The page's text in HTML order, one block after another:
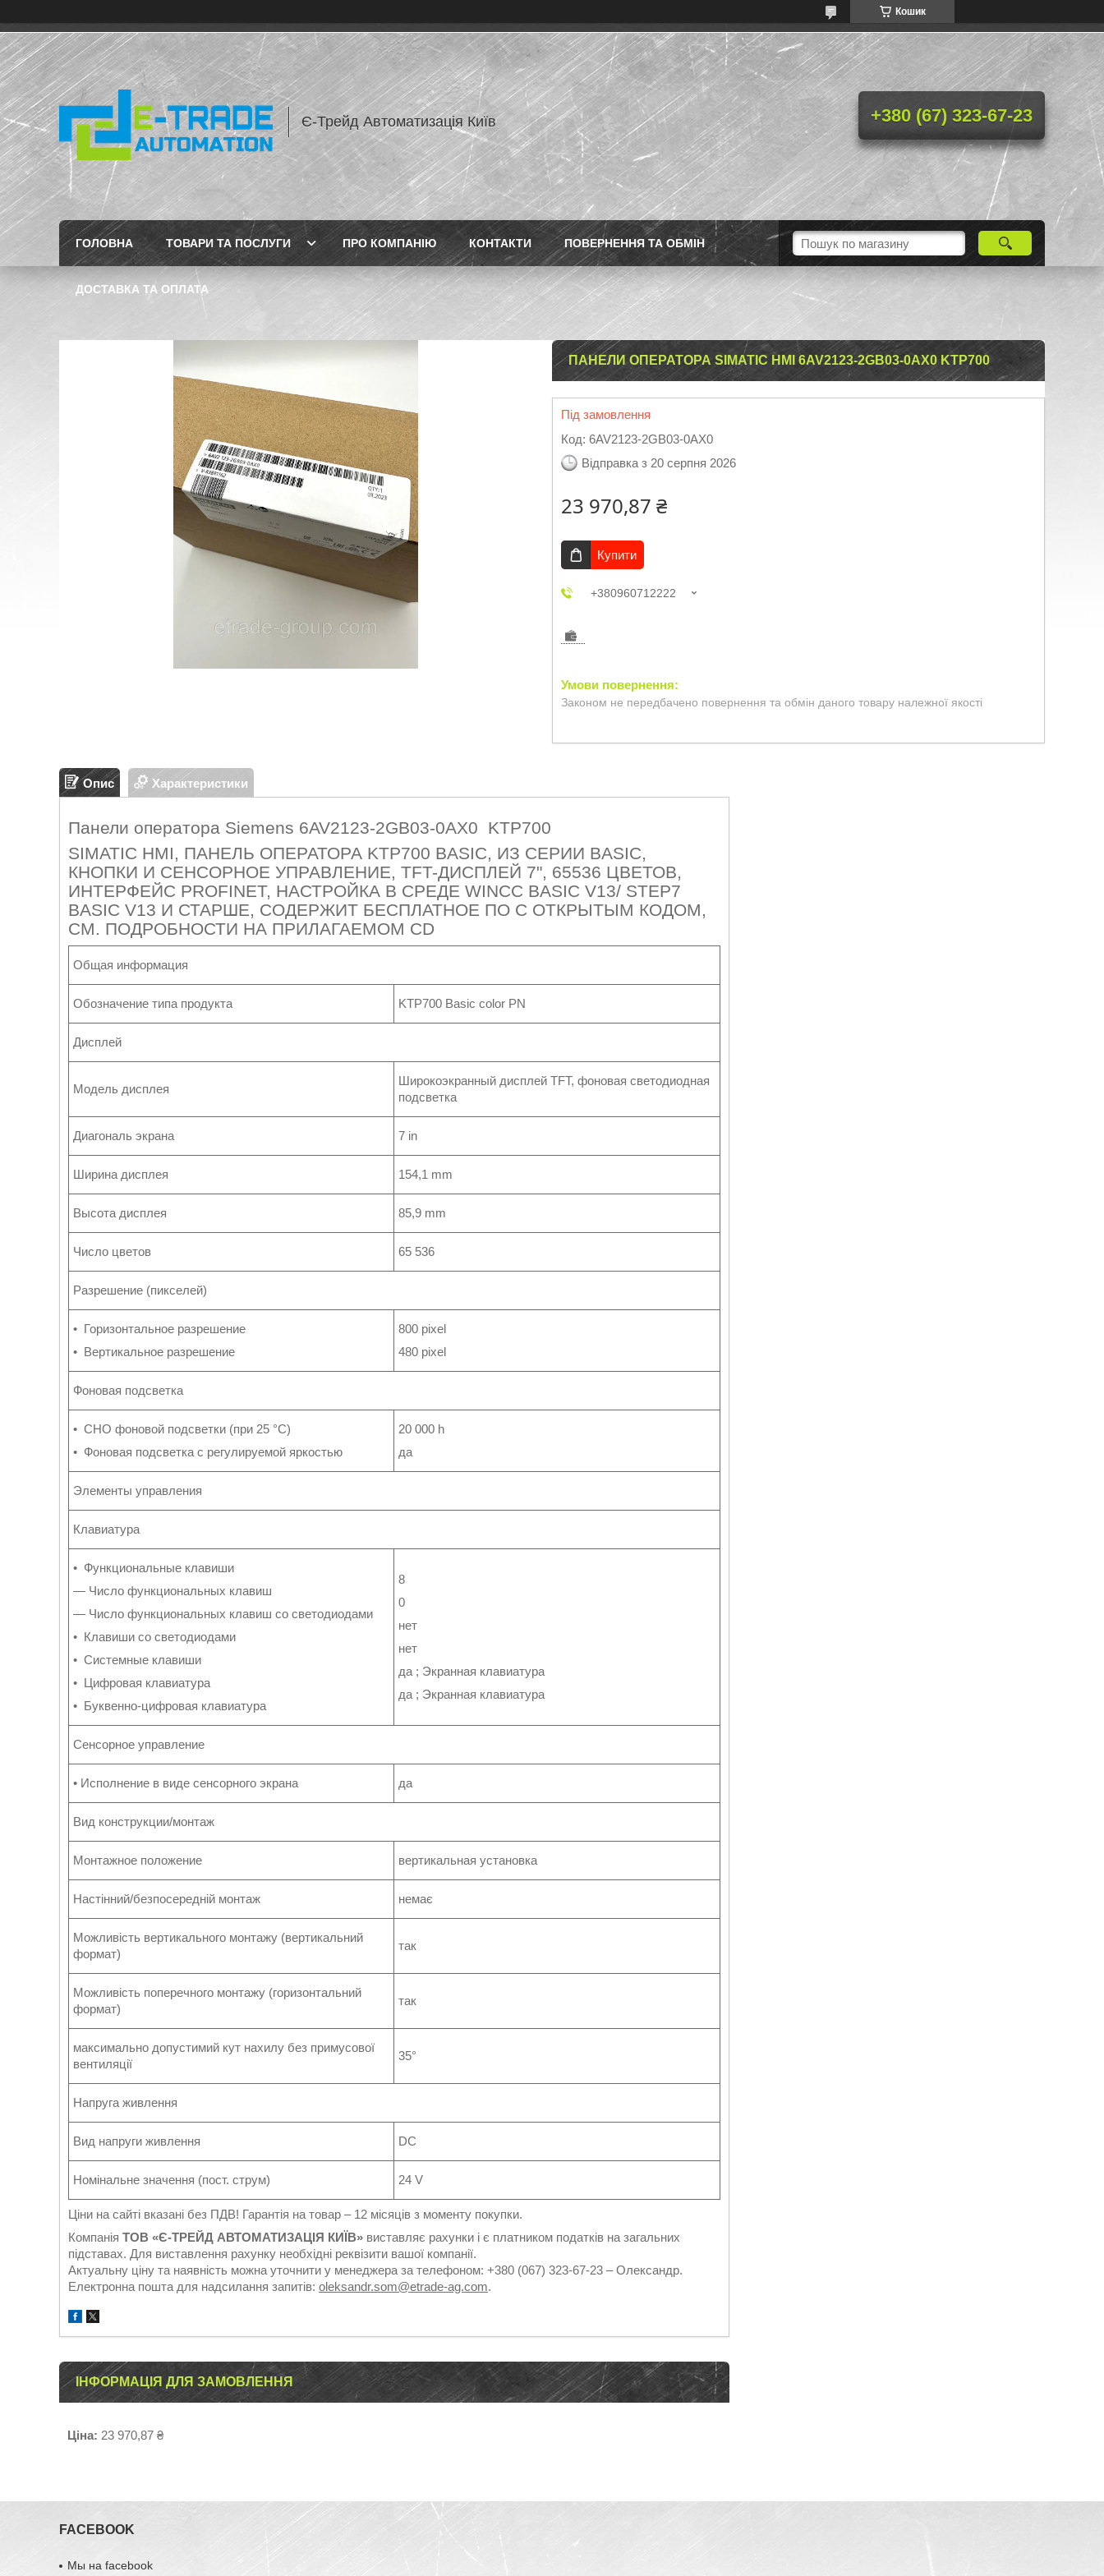
Кошик
Є-Трейд Автоматизація Київ +380 (67) 323-67-23
ГОЛОВНА ТОВАРИ ТА ПОСЛУГИ ПРО КОМПАНІЮ КОНТАКТИ ПОВЕРНЕННЯ ТА ОБМІН
ДОСТАВКА ТА ОПЛАТА
ПАНЕЛИ ОПЕРАТОРА SIMATIC HMI 6AV2123-2GB03-0AX0 KTP700
Під замовлення
Код: 6AV2123-2GB03-0AX0
Відправка з 20 серпня 2026
23 970,87 ₴
Купити
+380960712222
Законом не передбачено повернення та обмін даного товару належної якості
Опис Характеристики
Панели оператора Siemens 6AV2123-2GB03-0AX0 KTP700
SIMATIC HMI, ПАНЕЛЬ ОПЕРАТОРА KTP700 BASIC, ИЗ СЕРИИ BASIC,
КНОПКИ И СЕНСОРНОЕ УПРАВЛЕНИЕ, TFT-ДИСПЛЕЙ 7", 65536 ЦВЕТОВ,
ИНТЕРФЕЙС PROFINET, НАСТРОЙКА В СРЕДЕ WINCC BASIC V13/ STEP7
BASIC V13 И СТАРШЕ, СОДЕРЖИТ БЕСПЛАТНОЕ ПО С ОТКРЫТЫМ КОДОМ,
СМ. ПОДРОБНОСТИ НА ПРИЛАГАЕМОМ CD
Общая информация
Обозначение типа продукта KTP700 Basic color PN
Дисплей
Модель дисплея
Широкоэкранный дисплей TFT, фоновая светодиодная
подсветка
Диагональ экрана 7 in
Ширина дисплея 154,1 mm
Высота дисплея 85,9 mm
Число цветов 65 536
Разрешение (пикселей)
• Горизонтальное разрешение
• Вертикальное разрешение
800 pixel
480 pixel
Фоновая подсветка
• СНО фоновой подсветки (при 25 °С)
• Фоновая подсветка с регулируемой яркостью
20 000 h
да
Элементы управления
Клавиатура
• Функциональные клавиши
— Число функциональных клавиш
— Число функциональных клавиш со светодиодами
• Клавиши со светодиодами
• Системные клавиши
• Цифровая клавиатура
• Буквенно-цифровая клавиатура
8
0
нет
нет
да ; Экранная клавиатура
да ; Экранная клавиатура
Сенсорное управление
• Исполнение в виде сенсорного экрана да
Вид конструкции/монтаж
Монтажное положение вертикальная установка
Настінний/безпосередній монтаж немає
Можливість вертикального монтажу (вертикальний
формат)
так
Можливість поперечного монтажу (горизонтальний
формат)
так
максимально допустимий кут нахилу без примусової
вентиляції
35°
Напруга живлення
Вид напруги живлення DC
Номінальне значення (пост. струм) 24 V
Ціни на сайті вказані без ПДВ! Гарантія на товар – 12 місяців з моменту покупки.
Компанія ТОВ «Є-ТРЕЙД АВТОМАТИЗАЦІЯ КИЇВ» виставляє рахунки і є платником податків на загальних
підставах. Для виставлення рахунку необхідні реквізити вашої компанії.
Актуальну ціну та наявність можна уточнити у менеджера за телефоном: +380 (067) 323-67-23 – Олександр.
Електронна пошта для надсилання запитів: oleksandr.som@etrade-ag.com.
ІНФОРМАЦІЯ ДЛЯ ЗАМОВЛЕННЯ
Ціна: 23 970,87 ₴
FACEBOOK
Мы на facebook